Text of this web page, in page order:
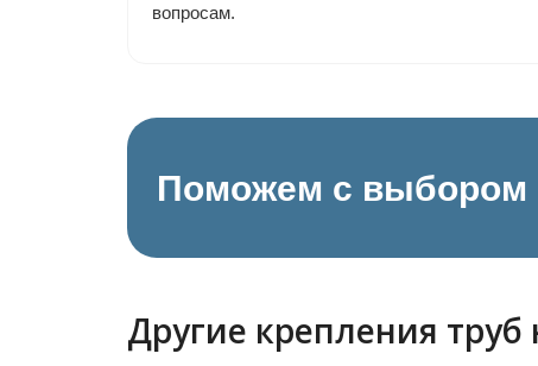
вопросам.
Поможем с выбором
Другие крепления